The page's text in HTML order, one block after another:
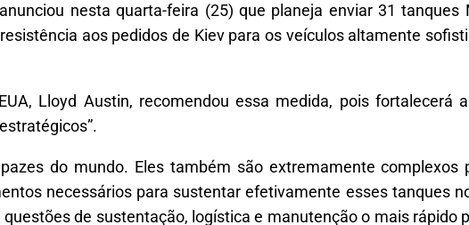
nesta quarta-feira (25) que planeja enviar 31 tanques
aos pedidos de Kiev para os veículos altamente
Lloyd Austin, recomendou essa medida, pois fortalecerá
do mundo. Eles também são extremamente complexos
necessários para sustentar efetivamente esses tanques
de sustentação, logística e manutenção o mais rápido